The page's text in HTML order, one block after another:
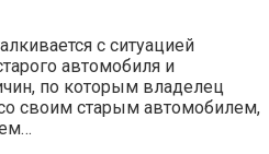
с ситуацией
автомобиля и
по которым владелец
своим старым автомобилем,